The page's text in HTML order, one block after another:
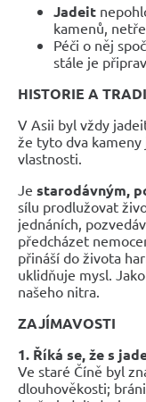
Jadeit
kamenů,
Péči o něj
stále je
HISTORIE A
V Asii byl vždy
že tyto dva kameny
vlastnosti.
Je starodávným,
sílu prodlužovat
jednáních,
předcházet
přináší do života
uklidňuje mysl.
našeho nitra.
ZAJÍMAVOSTI
1. Říká se, že s
Ve staré Číně byl
dlouhověkosti;